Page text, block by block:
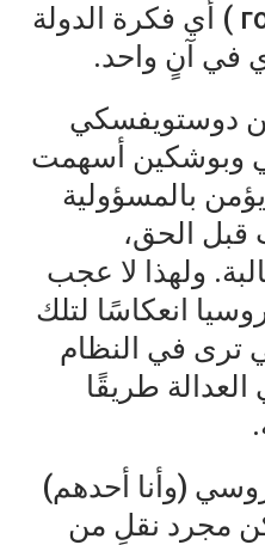
государственность ) أي فكرة الدولة
في آنٍ واحد.
من دوستويفسكي
وبوشكين أسهمت
بالمسؤولية
قبل الحق،
ولهذا لا عجب
انعكاسًا لتلك
ترى في النظام
طريقًا
(وأنا أحدهم)
مجرد نقلٍ من